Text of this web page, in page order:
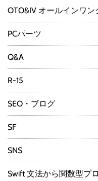
OTO&IV オールインワン
PCパーツ
Q&A
R-15
SEO・ブログ
SF
SNS
Swift 文法から関数型プ